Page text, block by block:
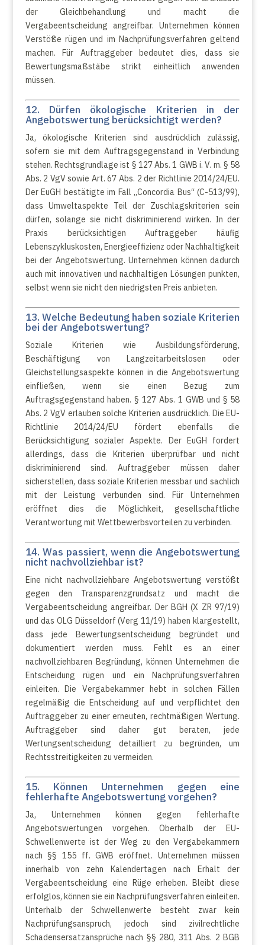
der Gleichbehandlung und macht die
Vergabeentscheidung angreifbar. Unternehmen können
Verstöße rügen und im Nachprüfungsverfahren geltend
machen. Für Auftraggeber bedeutet dies, dass sie
Bewertungsmaßstäbe strikt einheitlich anwenden
müssen.
12. Dürfen ökologische Kriterien in der
Angebotswertung berücksichtigt werden?
Ja, ökologische Kriterien sind ausdrücklich zulässig,
sofern sie mit dem Auftragsgegenstand in Verbindung
stehen. Rechtsgrundlage ist § 127 Abs. 1 GWB i. V. m. § 58
Abs. 2 VgV sowie Art. 67 Abs. 2 der Richtlinie 2014/24/EU.
Der EuGH bestätigte im Fall „Concordia Bus“ (C-513/99),
dass Umweltaspekte Teil der Zuschlagskriterien sein
dürfen, solange sie nicht diskriminierend wirken. In der
Praxis berücksichtigen Auftraggeber häufig
Lebenszykluskosten, Energieeffizienz oder Nachhaltigkeit
bei der Angebotswertung. Unternehmen können dadurch
auch mit innovativen und nachhaltigen Lösungen punkten,
selbst wenn sie nicht den niedrigsten Preis anbieten.
13. Welche Bedeutung haben soziale Kriterien
bei der Angebotswertung?
Soziale Kriterien wie Ausbildungsförderung,
Beschäftigung von Langzeitarbeitslosen oder
Gleichstellungsaspekte können in die Angebotswertung
einfließen, wenn sie einen Bezug zum
Auftragsgegenstand haben. § 127 Abs. 1 GWB und § 58
Abs. 2 VgV erlauben solche Kriterien ausdrücklich. Die EU-
Richtlinie 2014/24/EU fördert ebenfalls die
Berücksichtigung sozialer Aspekte. Der EuGH fordert
allerdings, dass die Kriterien überprüfbar und nicht
diskriminierend sind. Auftraggeber müssen daher
sicherstellen, dass soziale Kriterien messbar und sachlich
mit der Leistung verbunden sind. Für Unternehmen
eröffnet dies die Möglichkeit, gesellschaftliche
Verantwortung mit Wettbewerbsvorteilen zu verbinden.
14. Was passiert, wenn die Angebotswertung
nicht nachvollziehbar ist?
Eine nicht nachvollziehbare Angebotswertung verstößt
gegen den Transparenzgrundsatz und macht die
Vergabeentscheidung angreifbar. Der BGH (X ZR 97/19)
und das OLG Düsseldorf (Verg 11/19) haben klargestellt,
dass jede Bewertungsentscheidung begründet und
dokumentiert werden muss. Fehlt es an einer
nachvollziehbaren Begründung, können Unternehmen die
Entscheidung rügen und ein Nachprüfungsverfahren
einleiten. Die Vergabekammer hebt in solchen Fällen
regelmäßig die Entscheidung auf und verpflichtet den
Auftraggeber zu einer erneuten, rechtmäßigen Wertung.
Auftraggeber sind daher gut beraten, jede
Wertungsentscheidung detailliert zu begründen, um
Rechtsstreitigkeiten zu vermeiden.
15. Können Unternehmen gegen eine
fehlerhafte Angebotswertung vorgehen?
Ja, Unternehmen können gegen fehlerhafte
Angebotswertungen vorgehen. Oberhalb der EU-
Schwellenwerte ist der Weg zu den Vergabekammern
nach §§ 155 ff. GWB eröffnet. Unternehmen müssen
innerhalb von zehn Kalendertagen nach Erhalt der
Vergabeentscheidung eine Rüge erheben. Bleibt diese
erfolglos, können sie ein Nachprüfungsverfahren einleiten.
Unterhalb der Schwellenwerte besteht zwar kein
Nachprüfungsanspruch, jedoch sind zivilrechtliche
Schadensersatzansprüche nach §§ 280, 311 Abs. 2 BGB